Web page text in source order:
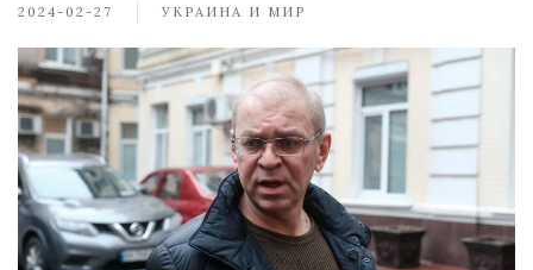
2024-02-27 УКРАИНА И МИР